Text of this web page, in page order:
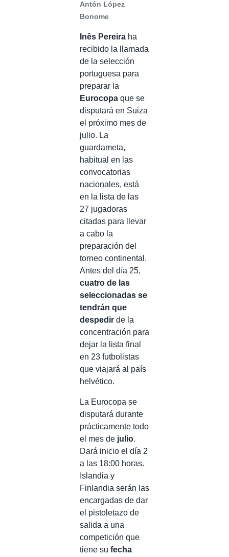
Antón López
Bonome
Inês Pereira ha
recibido la llamada
de la selección
portuguesa para
preparar la
Eurocopa que se
disputará en Suiza
el próximo mes de
julio. La
guardameta,
habitual en las
convocatorias
nacionales, está
en la lista de las
27 jugadoras
citadas para llevar
a cabo la
preparación del
torneo continental.
Antes del día 25,
cuatro de las
seleccionadas se
tendrán que
despedir de la
concentración para
dejar la lista final
en 23 futbolistas
que viajará al país
helvético.
La Eurocopa se
disputará durante
prácticamente todo
el mes de julio.
Dará inicio el día 2
a las 18:00 horas.
Islandia y
Finlandia serán las
encargadas de dar
el pistoletazo de
salida a una
competición que
tiene su fecha